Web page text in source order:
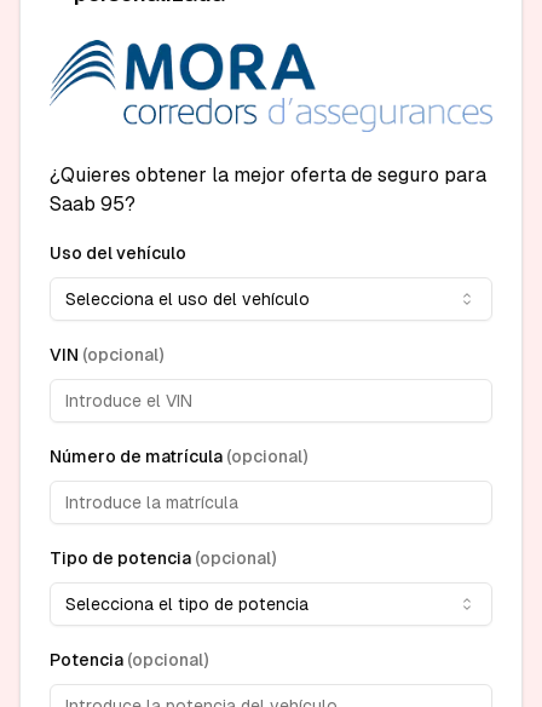
¿Quieres obtener la mejor oferta de seguro para
Saab 95?
Uso del vehículo
Selecciona el uso del vehículo
VIN (opcional)
Número de matrícula (opcional)
Tipo de potencia (opcional)
Selecciona el tipo de potencia
Potencia (opcional)